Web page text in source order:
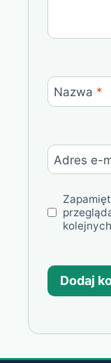
Nazwa *
Adres e-